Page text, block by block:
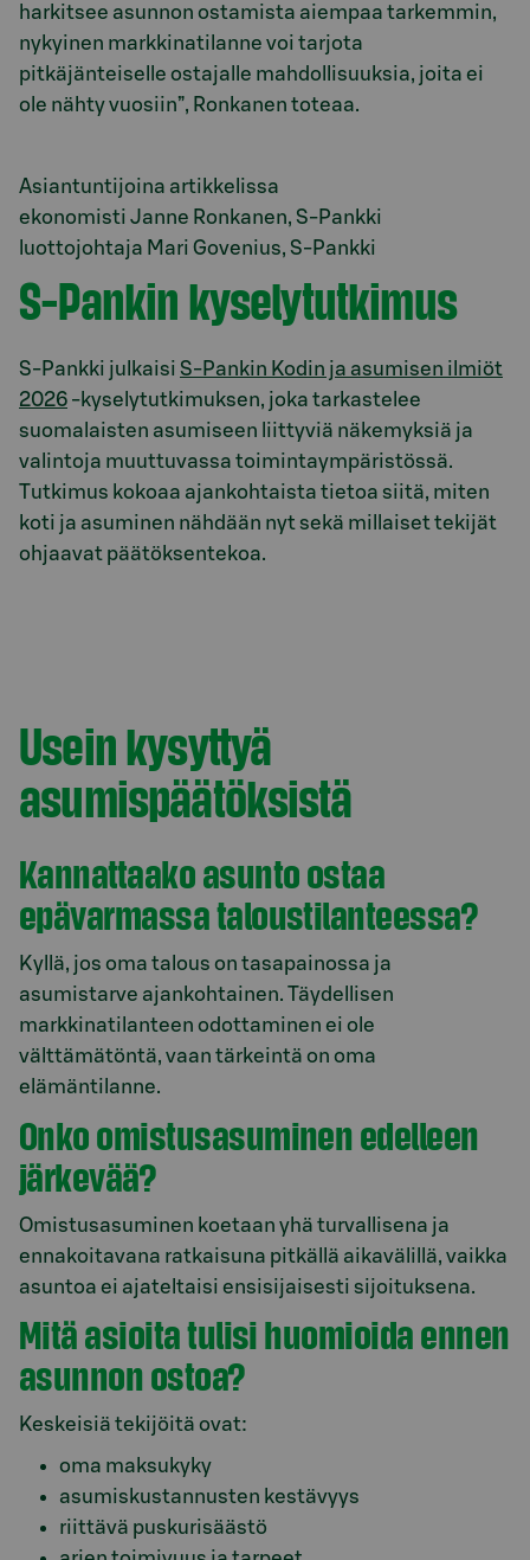
harkitsee asunnon ostamista aiempaa tarkemmin,
nykyinen markkinatilanne voi tarjota
pitkäjänteiselle ostajalle mahdollisuuksia, joita ei
ole nähty vuosiin”, Ronkanen toteaa.
Asiantuntijoina artikkelissa
ekonomisti Janne Ronkanen, S-Pankki
luottojohtaja Mari Govenius, S-Pankki
S-Pankin kyselytutkimus
S‑Pankki julkaisi S-Pankin Kodin ja asumisen ilmiöt
2026 -kyselytutkimuksen, joka tarkastelee
suomalaisten asumiseen liittyviä näkemyksiä ja
valintoja muuttuvassa toimintaympäristössä.
Tutkimus kokoaa ajankohtaista tietoa siitä, miten
koti ja asuminen nähdään nyt sekä millaiset tekijät
ohjaavat päätöksentekoa.
Usein kysyttyä
asumispäätöksistä
Kannattaako asunto ostaa
epävarmassa taloustilanteessa?
Kyllä, jos oma talous on tasapainossa ja
asumistarve ajankohtainen. Täydellisen
markkinatilanteen odottaminen ei ole
välttämätöntä, vaan tärkeintä on oma
elämäntilanne.
Onko omistusasuminen edelleen
järkevää?
Omistusasuminen koetaan yhä turvallisena ja
ennakoitavana ratkaisuna pitkällä aikavälillä, vaikka
asuntoa ei ajateltaisi ensisijaisesti sijoituksena.
Mitä asioita tulisi huomioida ennen
asunnon ostoa?
Keskeisiä tekijöitä ovat:
oma maksukyky
asumiskustannusten kestävyys
riittävä puskurisäästö